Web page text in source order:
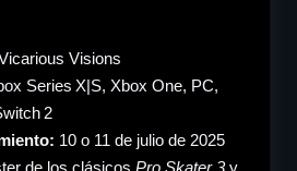
Visions
Series X|S, Xbox One, PC,
2
10 o 11 de julio de 2025
de los clásicos Pro Skater 3y